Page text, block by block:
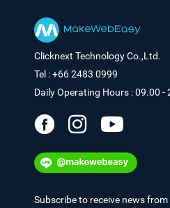
Clicknext Technology Co.,Ltd.
Tel : +66 2483 0999
Daily Operating Hours : 09.00 -
Subscribe to receive news from